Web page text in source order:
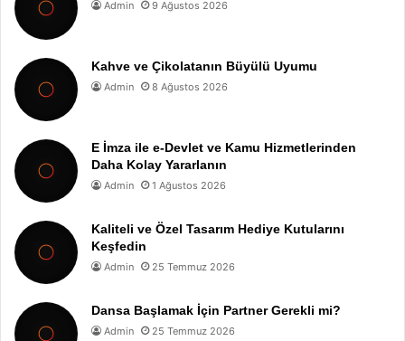
Admin 9 Ağustos 2026
Kahve ve Çikolatanın Büyülü Uyumu
Admin 8 Ağustos 2026
E İmza ile e-Devlet ve Kamu Hizmetlerinden
Daha Kolay Yararlanın
Admin 1 Ağustos 2026
Kaliteli ve Özel Tasarım Hediye Kutularını
Keşfedin
Admin 25 Temmuz 2026
Dansa Başlamak İçin Partner Gerekli mi?
Admin 25 Temmuz 2026